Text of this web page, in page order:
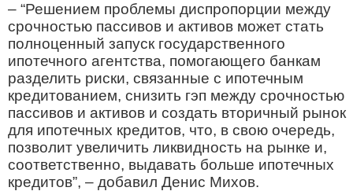
– “Решением проблемы диспропорции между
срочностью пассивов и активов может стать
полноценный запуск государственного
ипотечного агентства, помогающего банкам
разделить риски, связанные с ипотечным
кредитованием, снизить гэп между срочностью
пассивов и активов и создать вторичный рынок
для ипотечных кредитов, что, в свою очередь,
позволит увеличить ликвидность на рынке и,
соответственно, выдавать больше ипотечных
кредитов”, – добавил Денис Михов.